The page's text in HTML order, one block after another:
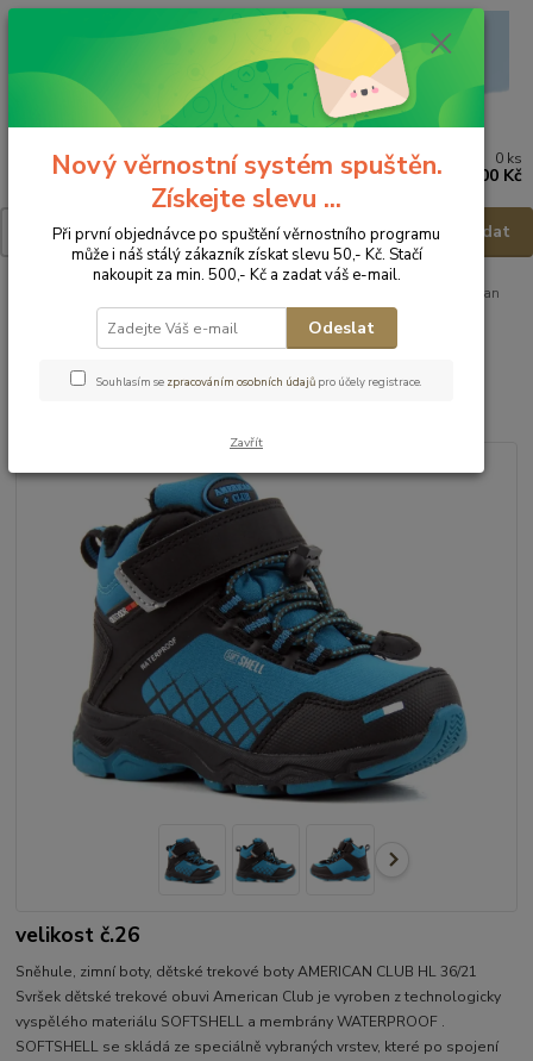
Menu
Hledat
0 ks
0,00 Kč
American
Club Zimní obuv HL 36/21 - vel.26
American Club Zimní obuv HL
36/21 - vel.26
velikost č.26
Sněhule, zimní boty, dětské trekové boty AMERICAN CLUB HL 36/21
Svršek dětské trekové obuvi American Club je vyroben z technologicky
vyspělého materiálu SOFTSHELL a membrány WATERPROOF .
SOFTSHELL se skládá ze speciálně vybraných vrstev, které po spojení
Nový věrnostní systém spuštěn.
Získejte slevu ...
Při první objednávce po spuštění věrnostního programu
může i náš stálý zákazník získat slevu 50,- Kč. Stačí
nakoupit za min. 500,- Kč a zadat váš e-mail.
Odeslat
Souhlasím se zpracováním osobních údajů pro účely registrace.
Zavřít